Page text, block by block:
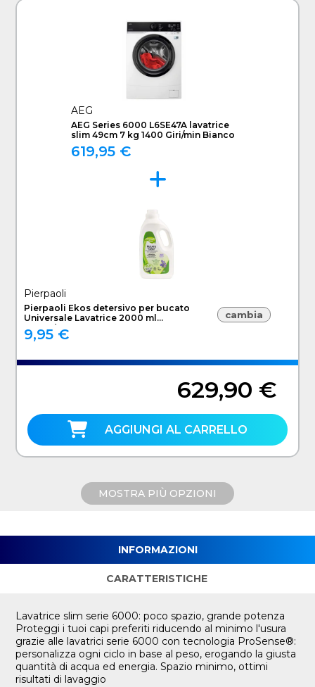
AEG
AEG Series 6000 L6SE47A lavatrice
slim 49cm 7 kg 1400 Giri/min Bianco
619,95 €
Pierpaoli
Pierpaoli Ekos detersivo per bucato
Universale Lavatrice 2000 ml
Lavanda
9,95 €
cambia
629,90 €
AGGIUNGI AL CARRELLO
MOSTRA PIÙ OPZIONI
INFORMAZIONI
CARATTERISTICHE
Lavatrice slim serie 6000: poco spazio, grande potenza
Proteggi i tuoi capi preferiti riducendo al minimo l'usura
grazie alle lavatrici serie 6000 con tecnologia ProSense®:
personalizza ogni ciclo in base al peso, erogando la giusta
quantità di acqua ed energia. Spazio minimo, ottimi
risultati di lavaggio